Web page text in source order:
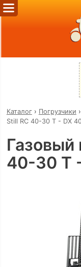
Каталог› Погрузчики ›
Still RC 40-30 T - DX
Газовый
40-30 T